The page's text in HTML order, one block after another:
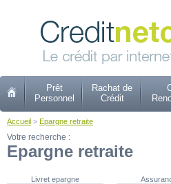
Prêt
Personnel
Rachat de
Crédit
Accueil > Epargne retraite
Votre recherche :
Epargne retraite
Livret epargne